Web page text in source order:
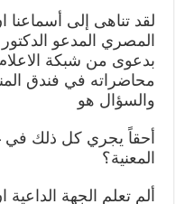
لقد تناهى إلى أسماعنا
المصري المدعو
بدعوى من شبكة
محاضراته في فندق
والسؤال هو
أحقاً يجري كل ذلك في
المعنية؟
ألم تعلم الجهة